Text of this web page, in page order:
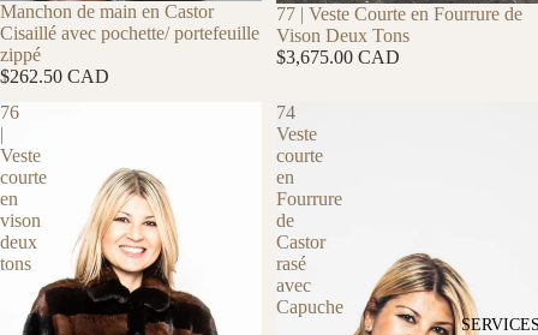
Manchon de main en Castor
Cisaillé avec pochette/ portefeuille
zippé
$262.50 CAD
77 | Veste Courte en Fourrure de
Vison Deux Tons
$3,675.00 CAD
76
Veste
courte
en
vison
deux
tons
74
Veste
courte
en
Fourrure
de
Castor
rasé
avec
Capuche